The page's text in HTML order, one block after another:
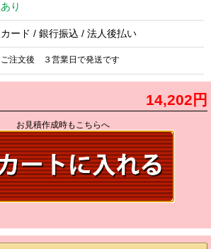
あり
カード / 銀行振込 / 法人後払い
ご注文後 ３営業日で発送です
14,202円
お見積作成時もこちらへ